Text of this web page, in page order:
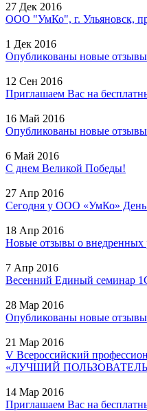
27 Дек 2016
ООО "УмКо", г. Ульяновск,
1 Дек 2016
Опубликованы новые
12 Сен 2016
Приглашаем Вас на
16 Май 2016
Опубликованы новые
6 Май 2016
С днем Великой Победы!
27 Апр 2016
Сегодня у ООО «УмКо» День
18 Апр 2016
Новые отзывы о
7 Апр 2016
Весенний Единый семинар
28 Мар 2016
Опубликованы новые
21 Мар 2016
V Всероссийский
«ЛУЧШИЙ
14 Мар 2016
Приглашаем Вас на